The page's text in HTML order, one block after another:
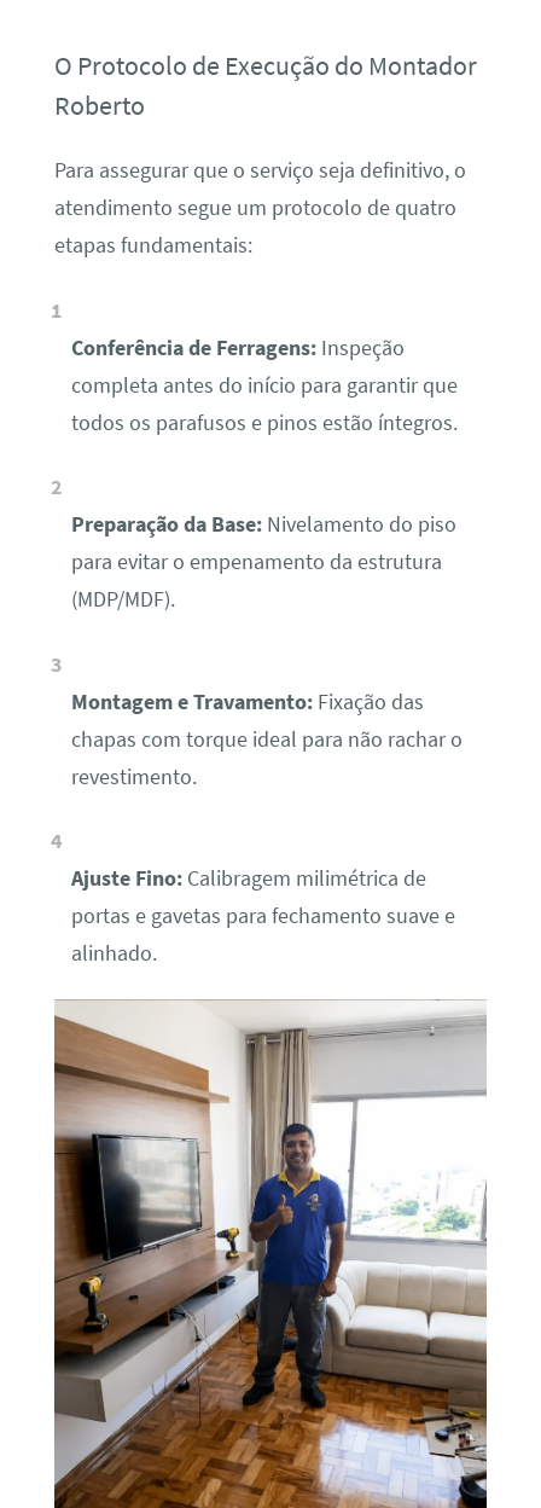
O Protocolo de Execução do Montador
Roberto
Para assegurar que o serviço seja definitivo, o
atendimento segue um protocolo de quatro
etapas fundamentais:
Conferência de Ferragens:Inspeção
completa antes do início para garantir que
todos os parafusos e pinos estão íntegros.
Preparação da Base:Nivelamento do piso
para evitar o empenamento da estrutura
(MDP/MDF).
Montagem e Travamento:Fixação das
chapas com torque ideal para não rachar o
revestimento.
Ajuste Fino:Calibragem milimétrica de
portas e gavetas para fechamento suave e
alinhado.